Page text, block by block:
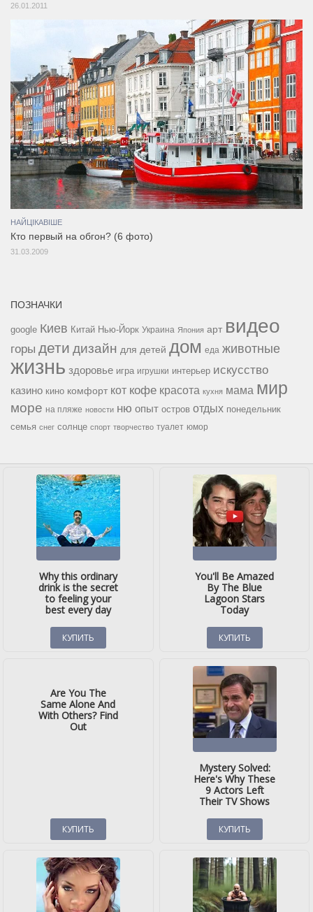
26.01.2011
НАЙЦІКАВІШЕ
Кто первый на обгон? (6 фото)
31.03.2009
ПОЗНАЧКИ
google Киев Китай Нью-Йорк Украина Япония арт видео
горы дети дизайн для детей дом еда животные
жизнь здоровье игра игрушки интерьер искусство
казино кино комфорт кот кофе красота кухня мама мир
море на пляже новости ню опыт остров отдых понедельник
семья снег солнце спорт творчество туалет юмор